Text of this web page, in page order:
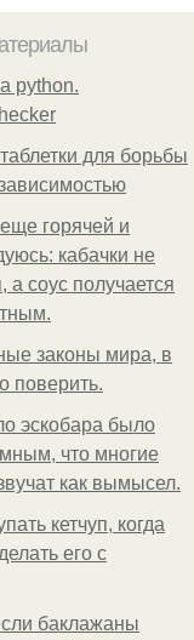
python.
для борьбы
горячей и
кабачки не
а соус получается
законы мира, в
поверить.
эскобара было
что многие
как вымысел.
кетчуп, когда
его с
баклажаны